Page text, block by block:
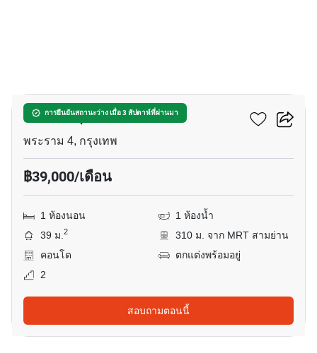
การยืนยันสถานะว่าง เมื่อ 3 สัปดาห์ที่ผ่านมา
คัลเจอร์ จุฬา
พระราม 4, กรุงเทพ
฿39,000/เดือน
1 ห้องนอน
1 ห้องน้ำ
39 ม.2
310 ม. จาก MRT สามย่าน
คอนโด
ตกแต่งพร้อมอยู่
2
สอบถามตอนนี้